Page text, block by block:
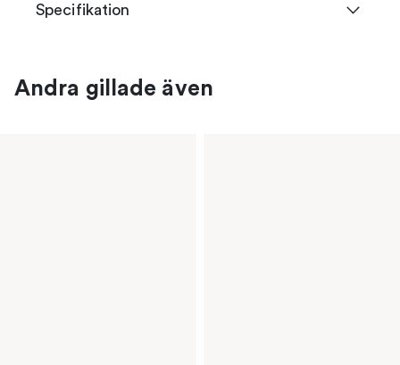
Specifikation
Andra gillade även